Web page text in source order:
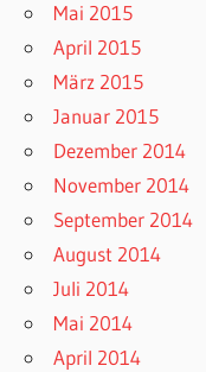
Mai 2015
April 2015
März 2015
Januar 2015
Dezember 2014
November 2014
September 2014
August 2014
Juli 2014
Mai 2014
April 2014